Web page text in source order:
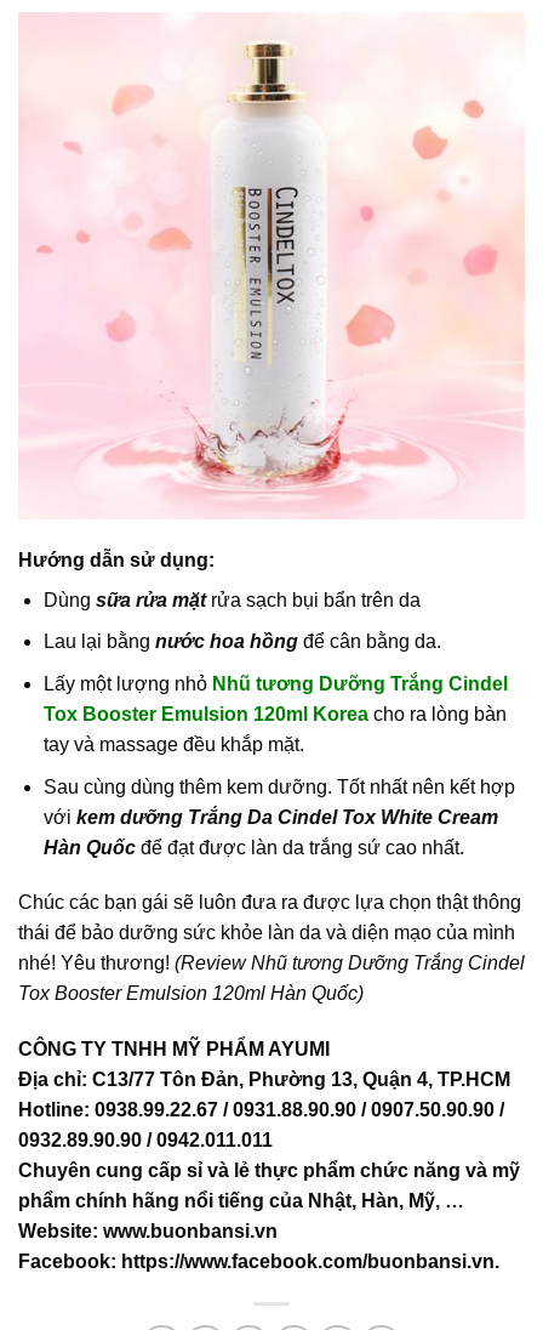
Hướng dẫn sử dụng:
Dùng sữa rửa mặtrửa sạch bụi bẩn trên da
Lau lại bằng nước hoa hồngđể cân bằng da.
Lấy một lượng nhỏ Nhũ tương Dưỡng Trắng Cindel
Tox Booster Emulsion 120ml Korea cho ra lòng bàn
tay và massage đều khắp mặt.
Sau cùng dùng thêm kem dưỡng. Tốt nhất nên kết hợp
với kem dưỡng Trắng Da Cindel Tox White Cream
Hàn Quốcđể đạt được làn da trắng sứ cao nhất.
Chúc các bạn gái sẽ luôn đưa ra được lựa chọn thật thông
thái để bảo dưỡng sức khỏe làn da và diện mạo của mình
nhé! Yêu thương! (Review Nhũ tương Dưỡng Trắng Cindel
Tox Booster Emulsion 120ml Hàn Quốc)
CÔNG TY TNHH MỸ PHẨM AYUMI
Địa chỉ: C13/77 Tôn Đản, Phường 13, Quận 4, TP.HCM
Hotline: 0938.99.22.67 / 0931.88.90.90 / 0907.50.90.90 /
0932.89.90.90 / 0942.011.011
Chuyên cung cấp sỉ và lẻ thực phẩm chức năng và mỹ
phẩm chính hãng nổi tiếng của Nhật, Hàn, Mỹ, …
Website: www.buonbansi.vn
Facebook: https://www.facebook.com/buonbansi.vn.